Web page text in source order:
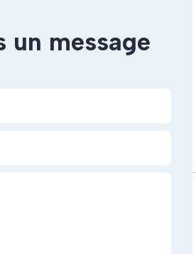
un message